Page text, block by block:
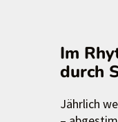
Im
durch
Jährlich